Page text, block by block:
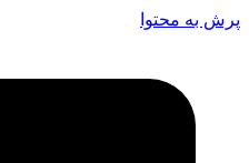
پرش به محتوا